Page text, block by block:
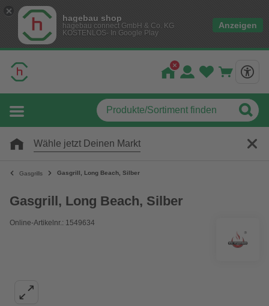
hagebau shop
hagebau connect GmbH & Co. KG
KOSTENLOS- In Google Play
Anzeigen
Wähle jetzt Deinen Markt
Gasgrills Gasgrill, Long Beach, Silber
Gasgrill, Long Beach, Silber
Online-Artikelnr.: 1549634